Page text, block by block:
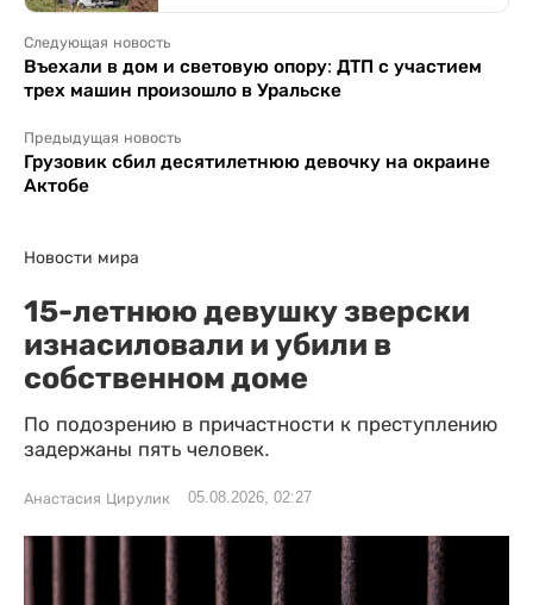
Следующая новость
Въехали в дом и световую опору: ДТП с участием
трех машин произошло в Уральске
Предыдущая новость
Грузовик сбил десятилетнюю девочку на окраине
Актобе
Новости мира
15-летнюю девушку зверски
изнасиловали и убили в
собственном доме
По подозрению в причастности к преступлению
задержаны пять человек.
Анастасия Цирулик 05.08.2026, 02:27